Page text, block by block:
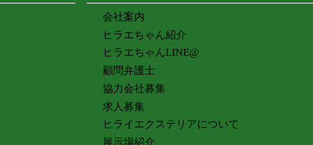
会社案内
ヒラエちゃん紹介
ヒラエちゃんLINE@
顧問弁護士
協力会社募集
求人募集
ヒライエクステリアについて
展示場紹介